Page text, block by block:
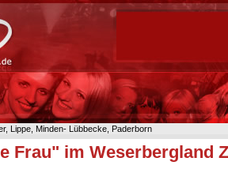
Lippe, Minden- Lübbecke, Paderborn
Frau" im Weserbergland